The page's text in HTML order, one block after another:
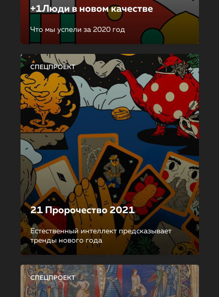
+1Люди в новом качестве
Что мы успели за 2020 год
СПЕЦПРОЕКТ
21 Пророчество 2021
Естественный интеллект предсказывает
тренды нового года
СПЕЦПРОЕКТ